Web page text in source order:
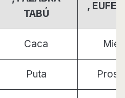
TABÚ
,
Caca
Puta